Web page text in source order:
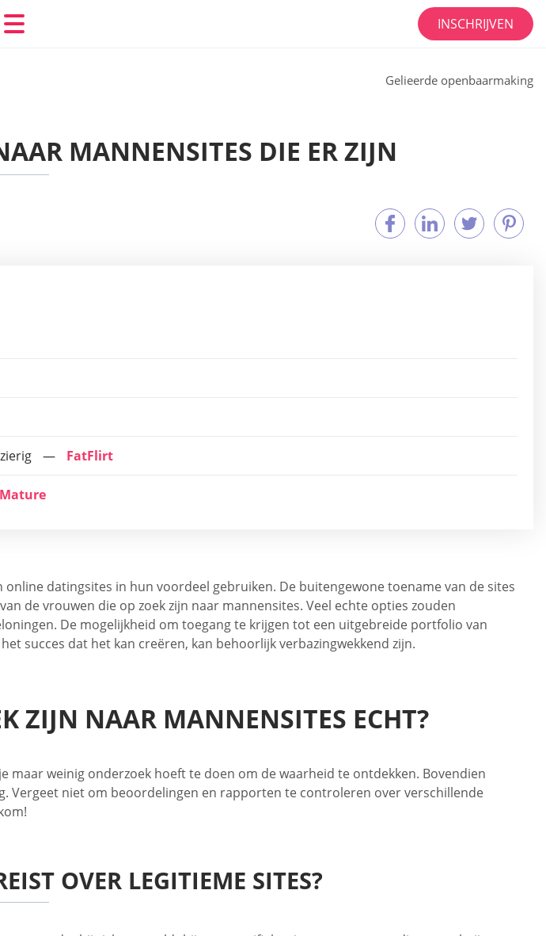
INSCHRIJVEN
Gelieerde openbaarmaking
MANNENSITES DIE ER ZIJN
FatFlirt
datingsites in hun voordeel gebruiken. De buitengewone toename van de sites
de vrouwen die op zoek zijn naar mannensites. Veel echte opties zouden
De mogelijkheid om toegang te krijgen tot een uitgebreide portfolio van
succes dat het kan creëren, kan behoorlijk verbazingwekkend zijn.
ZIJN NAAR MANNENSITES ECHT?
weinig onderzoek hoeft te doen om de waarheid te ontdekken. Bovendien
Vergeet niet om beoordelingen en rapporten te controleren over verschillende
OVER LEGITIEME SITES?